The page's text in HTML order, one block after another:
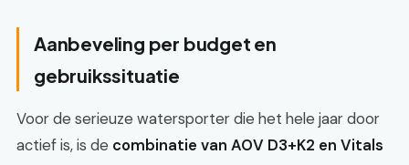
Aanbeveling per budget en
gebruikssituatie
Voor de serieuze watersporter die het hele jaar door
actief is, is de combinatie van AOV D3+K2 en Vitals